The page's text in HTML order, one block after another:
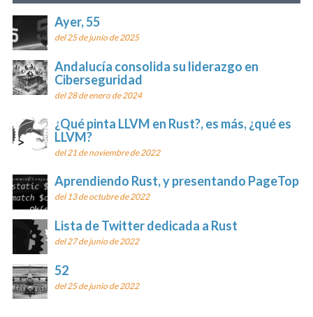
Ayer, 55
del 25 de junio de 2025
Andalucía consolida su liderazgo en
Ciberseguridad
del 28 de enero de 2024
¿Qué pinta LLVM en Rust?, es más, ¿qué es
LLVM?
del 21 de noviembre de 2022
Aprendiendo Rust, y presentando PageTop
del 13 de octubre de 2022
Lista de Twitter dedicada a Rust
del 27 de junio de 2022
52
del 25 de junio de 2022